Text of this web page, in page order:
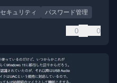
セキュリティ パスワード管理
0 0